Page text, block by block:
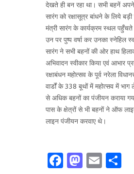
देखते ही बन रहा था। सभी बहनें अपने
सारंग को रक्षासूत्र बांधने के लिये बड़ी
मंत्री सारंग के कार्यक्रम स्थल पहुँचते
उन पर पुष्प वर्षा कर उनका स्नेहिल
सारंग ने सभी बहनों की ओर हाथ
अभिवादन स्वीकार किया एवं आभार
रक्षाबंधन महोत्सव के पूर्व नरेला
वार्डों के 338 बूथों में महोत्सव में
से अधिक बहनों का पंजीयन कराया
पास के क्षेत्रों से भी बहनों ने ऑफ
लाइन पंजीयन करवाए थे।
Facebook
Email